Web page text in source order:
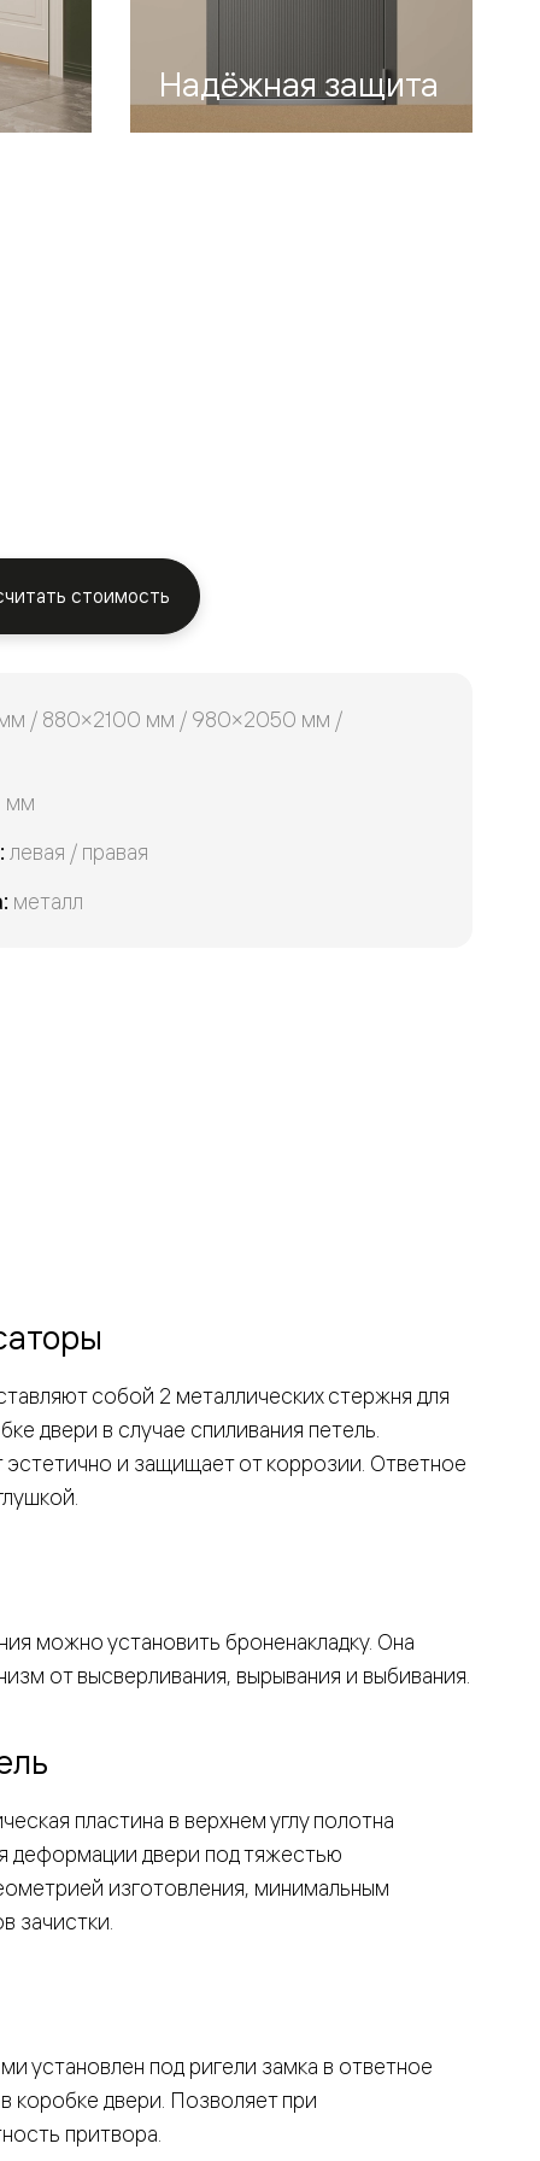
Надёжная защита
стоимость
/ 880×2100 мм / 980×2050 мм /
мм
левая / правая
металл
собой 2 металлических стержня для
двери в случае спиливания петель.
и защищает от коррозии. Ответное
можно установить броненакладку. Она
от высверливания, вырывания и выбивания.
пластина в верхнем углу полотна
деформации двери под тяжестью
изготовления, минимальным
зачистки.
установлен под ригели замка в ответное
коробке двери. Позволяет при
притвора.